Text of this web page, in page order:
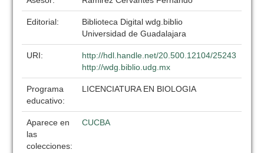
Editorial:
Biblioteca Digital wdg.biblio
Universidad de Guadalajara
URI:
http://hdl.handle.net/20.500.12104/25243
http://wdg.biblio.udg.mx
Programa
educativo:
LICENCIATURA EN BIOLOGIA
Aparece en
las
colecciones:
CUCBA